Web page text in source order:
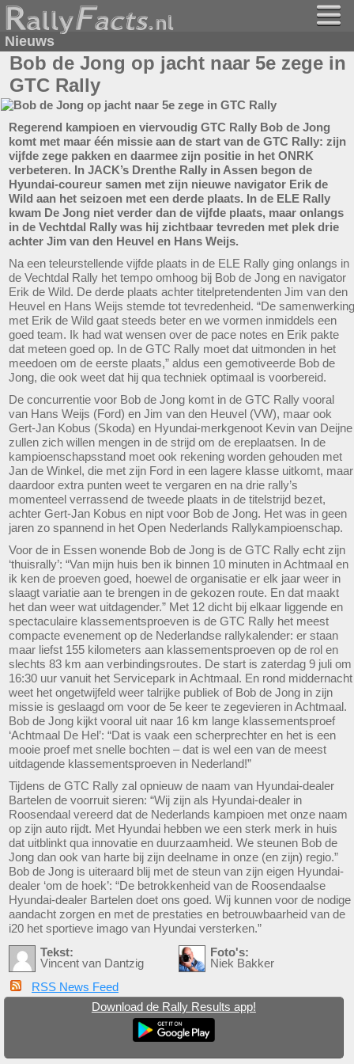
Nieuws
Bob de Jong op jacht naar 5e zege in
GTC Rally
Regerend kampioen en viervoudig GTC Rally Bob de Jong
komt met maar één missie aan de start van de GTC Rally: zijn
vijfde zege pakken en daarmee zijn positie in het ONRK
verbeteren. In JACK’s Drenthe Rally in Assen begon de
Hyundai-coureur samen met zijn nieuwe navigator Erik de
Wild aan het seizoen met een derde plaats. In de ELE Rally
kwam De Jong niet verder dan de vijfde plaats, maar onlangs
in de Vechtdal Rally was hij zichtbaar tevreden met plek drie
achter Jim van den Heuvel en Hans Weijs.
Na een teleurstellende vijfde plaats in de ELE Rally ging onlangs in
de Vechtdal Rally het tempo omhoog bij Bob de Jong en navigator
Erik de Wild. De derde plaats achter titelpretendenten Jim van den
Heuvel en Hans Weijs stemde tot tevredenheid. “De samenwerking
met Erik de Wild gaat steeds beter en we vormen inmiddels een
goed team. Ik had wat wensen over de pace notes en Erik pakte
dat meteen goed op. In de GTC Rally moet dat uitmonden in het
meedoen om de eerste plaats,” aldus een gemotiveerde Bob de
Jong, die ook weet dat hij qua techniek optimaal is voorbereid.
De concurrentie voor Bob de Jong komt in de GTC Rally vooral
van Hans Weijs (Ford) en Jim van den Heuvel (VW), maar ook
Gert-Jan Kobus (Skoda) en Hyundai-merkgenoot Kevin van Deijne
zullen zich willen mengen in de strijd om de ereplaatsen. In de
kampioenschapsstand moet ook rekening worden gehouden met
Jan de Winkel, die met zijn Ford in een lagere klasse uitkomt, maar
daardoor extra punten weet te vergaren en na drie rally’s
momenteel verrassend de tweede plaats in de titelstrijd bezet,
achter Gert-Jan Kobus en nipt voor Bob de Jong. Het was in geen
jaren zo spannend in het Open Nederlands Rallykampioenschap.
Voor de in Essen wonende Bob de Jong is de GTC Rally echt zijn
‘thuisrally’: “Van mijn huis ben ik binnen 10 minuten in Achtmaal en
ik ken de proeven goed, hoewel de organisatie er elk jaar weer in
slaagt variatie aan te brengen in de gekozen route. En dat maakt
het dan weer wat uitdagender.” Met 12 dicht bij elkaar liggende en
spectaculaire klassementsproeven is de GTC Rally het meest
compacte evenement op de Nederlandse rallykalender: er staan
maar liefst 155 kilometers aan klassementsproeven op de rol en
slechts 83 km aan verbindingsroutes. De start is zaterdag 9 juli om
16:30 uur vanuit het Servicepark in Achtmaal. En rond middernacht
weet het ongetwijfeld weer talrijke publiek of Bob de Jong in zijn
missie is geslaagd om voor de 5e keer te zegevieren in Achtmaal.
Bob de Jong kijkt vooral uit naar 16 km lange klassementsproef
‘Achtmaal De Hel’: “Dat is vaak een scherprechter en het is een
mooie proef met snelle bochten – dat is wel een van de meest
uitdagende klassementsproeven in Nederland!”
Tijdens de GTC Rally zal opnieuw de naam van Hyundai-dealer
Bartelen de voorruit sieren: “Wij zijn als Hyundai-dealer in
Roosendaal vereerd dat de Nederlands kampioen met onze naam
op zijn auto rijdt. Met Hyundai hebben we een sterk merk in huis
dat uitblinkt qua innovatie en duurzaamheid. We steunen Bob de
Jong dan ook van harte bij zijn deelname in onze (en zijn) regio.”
Bob de Jong is uiteraard blij met de steun van zijn eigen Hyundai-
dealer ‘om de hoek’: “De betrokkenheid van de Roosendaalse
Hyundai-dealer Bartelen doet ons goed. Wij kunnen voor de nodige
aandacht zorgen en met de prestaties en betrouwbaarheid van de
i20 het sportieve imago van Hyundai versterken.”
Tekst:
Vincent van Dantzig
Foto's:
Niek Bakker
RSS News Feed
Download de Rally Results app!